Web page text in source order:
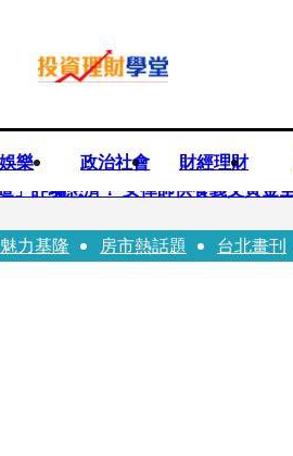
娛樂 政治社會 財經理財
」詐騙慈濟！ 女律師供養義父黃金
魁表態「反對刪公視預算」 盼在
魅力基隆 房市熱話題 台北畫刊